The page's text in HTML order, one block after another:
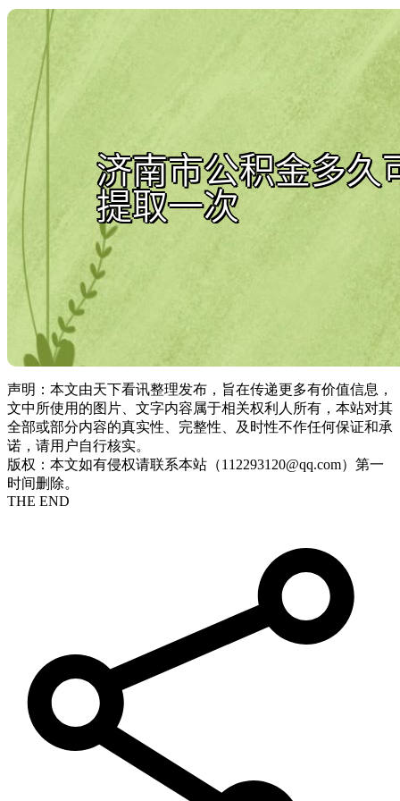
声明：本文由天下看讯整理发布，旨在传递更多有价值信息，
文中所使用的图片、文字内容属于相关权利人所有，本站对其
全部或部分内容的真实性、完整性、及时性不作任何保证和承
诺，请用户自行核实。
版权：本文如有侵权请联系本站（112293120@qq.com）第一
时间删除。
THE END